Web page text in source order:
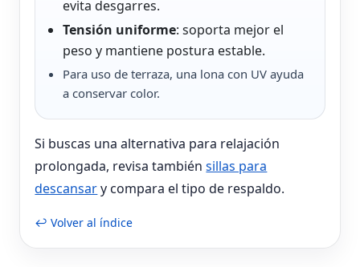
evita desgarres.
Tensión uniforme: soporta mejor el
peso y mantiene postura estable.
Para uso de terraza, una lona con UV ayuda
a conservar color.
Si buscas una alternativa para relajación
prolongada, revisa tambiénsillas para
descansary compara el tipo de respaldo.
↩ Volver al índice